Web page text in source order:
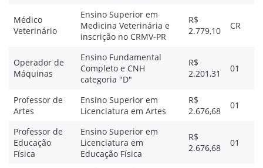
Médico
Veterinário
Ensino Superior em
Medicina Veterinária e
inscrição no CRMV-PR
R$
2.779,10
CR
Operador de
Máquinas
Ensino Fundamental
Completo e CNH
categoria "D"
R$
2.201,31
01
Professor de
Artes
Ensino Superior em
Licenciatura em Artes
R$
2.676,68
01
Professor de
Educação
Física
Ensino Superior em
Licenciatura em
Educação Física
R$
2.676,68
01